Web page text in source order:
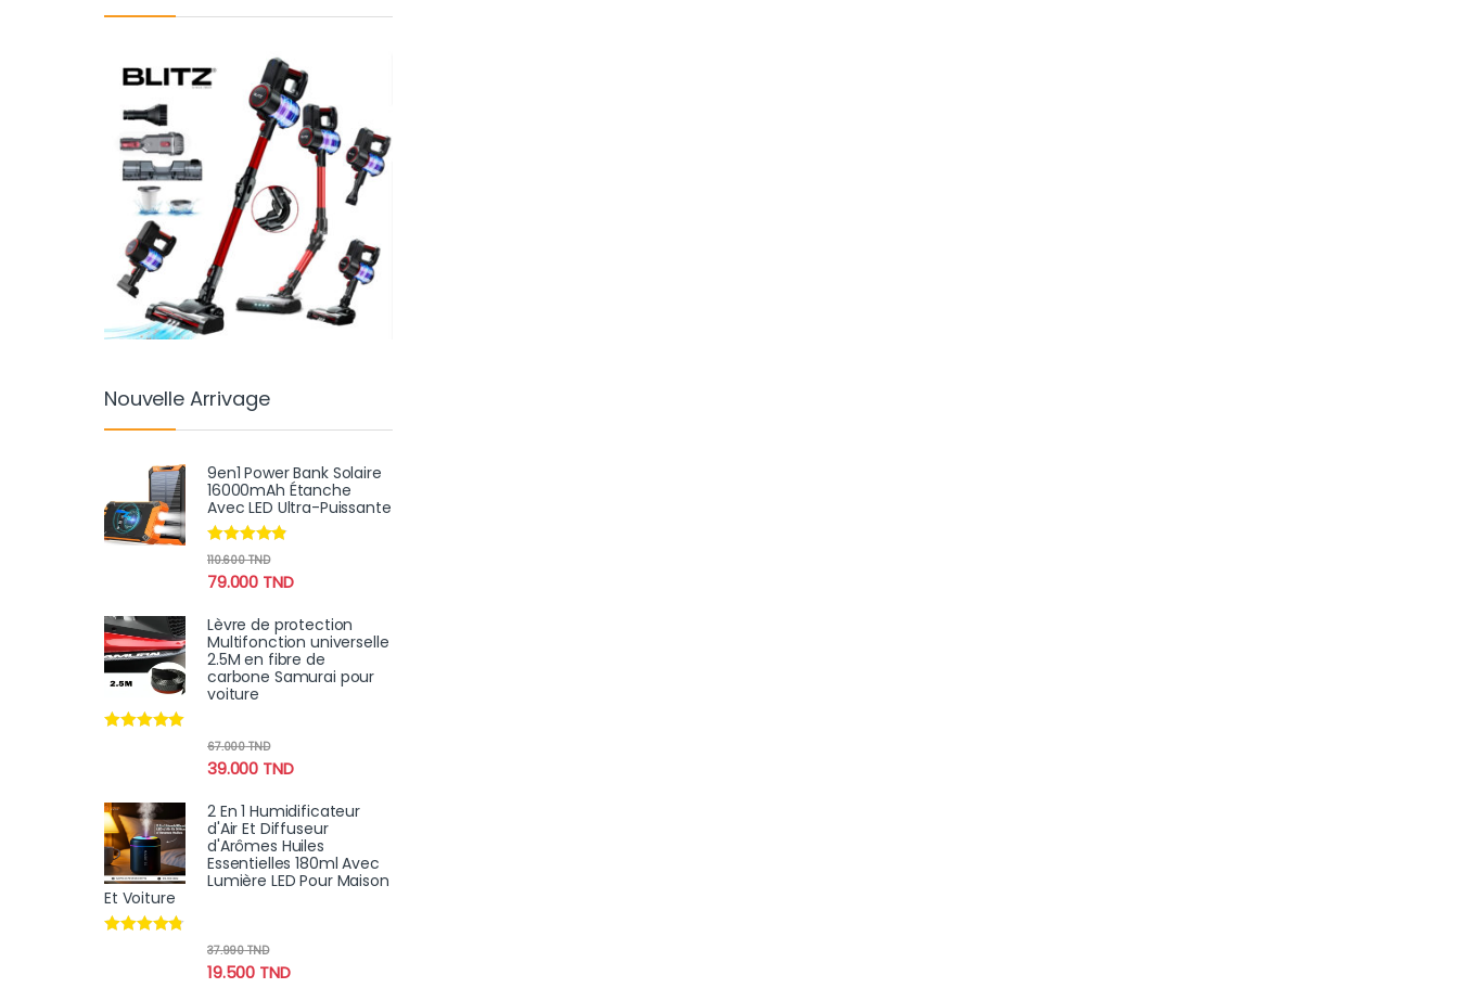
Nouvelle Arrivage
9en1 Power Bank Solaire
16000mAh Étanche
Avec LED Ultra-Puissante
Note4.70
79.000 TND
110.600TND
Lèvre de protection
Multifonction universelle
2.5M en fibre de
carbone Samurai pour
voiture
39.000 TND
67.000TND
2 En 1 Humidificateur
d'Air Et Diffuseur
d'Arômes Huiles
Essentielles 180ml Avec
Lumière LED Pour Maison
Et Voiture
19.500 TND
37.990TND